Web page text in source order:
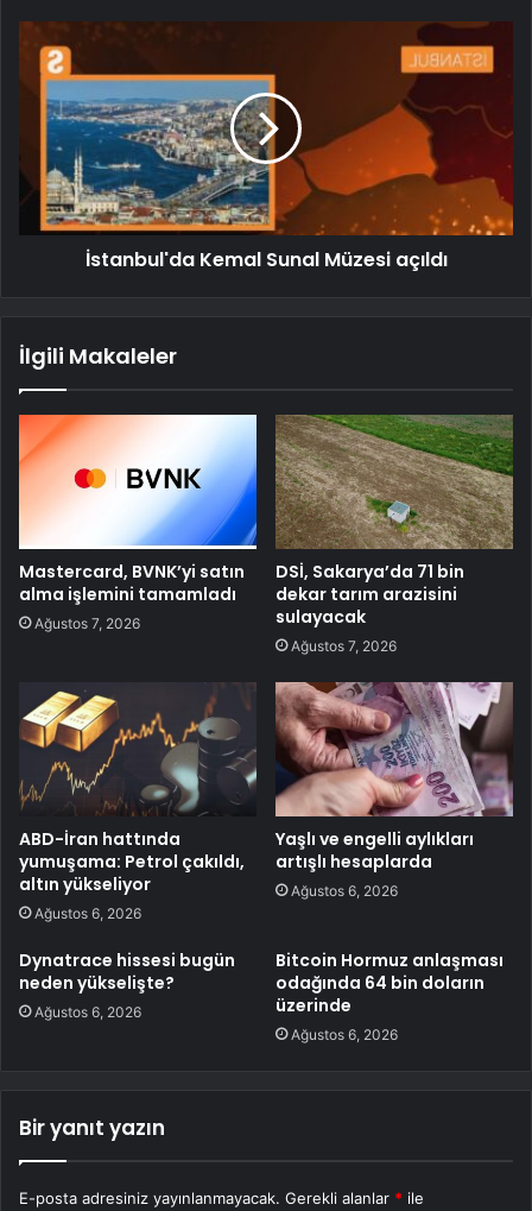
İstanbul'da Kemal Sunal Müzesi açıldı
İlgili Makaleler
Mastercard, BVNK’yi satın
alma işlemini tamamladı
Ağustos 7, 2026
DSİ, Sakarya’da 71 bin
dekar tarım arazisini
sulayacak
Ağustos 7, 2026
ABD-İran hattında
yumuşama: Petrol çakıldı,
altın yükseliyor
Ağustos 6, 2026
Yaşlı ve engelli aylıkları
artışlı hesaplarda
Ağustos 6, 2026
Dynatrace hissesi bugün
neden yükselişte?
Ağustos 6, 2026
Bitcoin Hormuz anlaşması
odağında 64 bin doların
üzerinde
Ağustos 6, 2026
Bir yanıt yazın
E-posta adresiniz yayınlanmayacak. Gerekli alanlar * ile